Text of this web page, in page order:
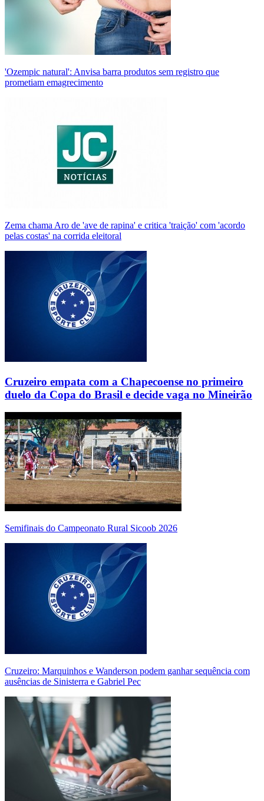
'Ozempic natural': Anvisa barra produtos sem registro que
prometiam emagrecimento
Zema chama Aro de 'ave de rapina' e critica 'traição' com 'acordo
pelas costas' na corrida eleitoral
Cruzeiro empata com a Chapecoense no primeiro
duelo da Copa do Brasil e decide vaga no Mineirão
Semifinais do Campeonato Rural Sicoob 2026
Cruzeiro: Marquinhos e Wanderson podem ganhar sequência com
ausências de Sinisterra e Gabriel Pec